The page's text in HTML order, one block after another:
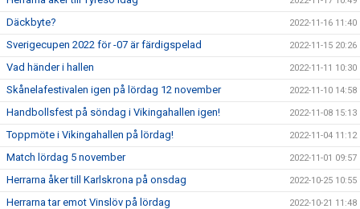
Däckbyte? 2022-11-16 11:40
Sverigecupen 2022 för -07 är färdigspelad 2022-11-15 20:26
Vad händer i hallen 2022-11-11 10:30
Skånelafestivalen igen på lördag 12 november 2022-11-10 14:58
Handbollsfest på söndag i Vikingahallen igen! 2022-11-08 15:13
Toppmöte i Vikingahallen på lördag! 2022-11-04 11:12
Match lördag 5 november 2022-11-01 09:57
Herrarna åker till Karlskrona på onsdag 2022-10-25 10:55
Herrarna tar emot Vinslöv på lördag 2022-10-21 11:48